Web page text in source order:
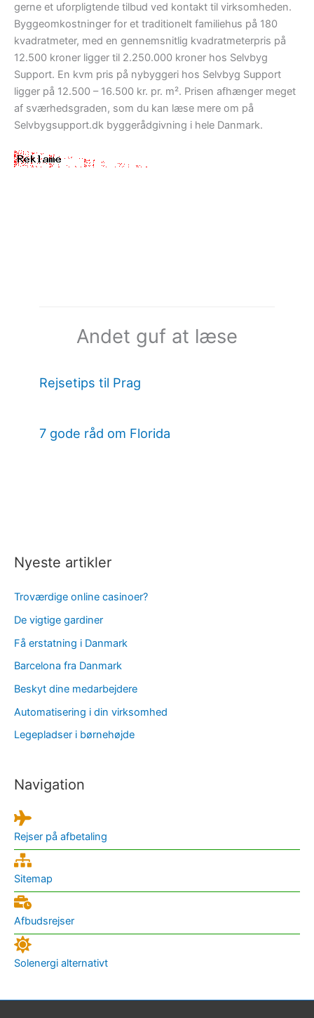
gerne et uforpligtende tilbud ved kontakt til virksomheden.
Byggeomkostninger for et traditionelt familiehus på 180
kvadratmeter, med en gennemsnitlig kvadratmeterpris på
12.500 kroner ligger til 2.250.000 kroner hos Selvbyg
Support. En kvm pris på nybyggeri hos Selvbyg Support
ligger på 12.500 – 16.500 kr. pr. m². Prisen afhænger meget
af sværhedsgraden, som du kan læse mere om på
Selvbygsupport.dk byggerådgivning i hele Danmark.
Andet guf at læse
Rejsetips til Prag
7 gode råd om Florida
Nyeste artikler
Troværdige online casinoer?
De vigtige gardiner
Få erstatning i Danmark
Barcelona fra Danmark
Beskyt dine medarbejdere
Automatisering i din virksomhed
Legepladser i børnehøjde
Navigation
Rejser på afbetaling
Sitemap
Afbudsrejser
Solenergi alternativt